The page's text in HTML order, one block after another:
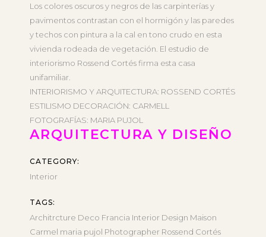
Los colores oscuros y negros de las carpinterías y
pavimentos contrastan con el hormigón y las paredes
y techos con pintura a la cal en tono crudo en esta
vivienda rodeada de vegetación. El estudio de
interiorismo Rossend Cortés firma esta casa
unifamiliar.
INTERIORISMO Y ARQUITECTURA: ROSSEND CORTÉS
ESTILISMO DECORACIÓN: CARMELL
FOTOGRAFÍAS: MARIA PUJOL
ARQUITECTURA Y DISEÑO
CATEGORY:
Interior
TAGS:
Architrcture Deco Francia Interior Design Maison
Carmel maria pujol Photographer Rossend Cortés